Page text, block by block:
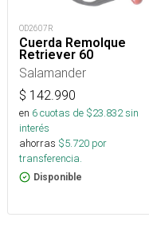
OD2607R
Cuerda Remolque
Retriever 60
Salamander
$ 142.990
en 6cuotas de $23.832sin
interés
ahorras $5.720 por
transferencia.
Disponible